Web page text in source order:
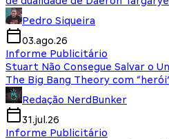
Pedro Siqueira
03.ago.26
Informe Publicitário
Stuart Não Consegue Salvar o
The Big Bang Theory com
Redação NerdBunker
31.jul.26
Informe Publicitário